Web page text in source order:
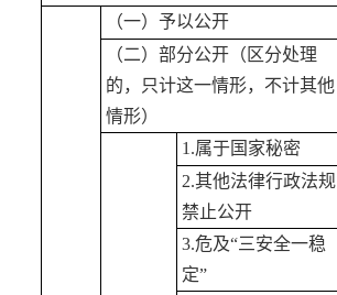
（一）予以公开
（二）部分公开（区分处理
的，只计这一情形，不计其他
情形）
1.属于国家秘密
2.其他法律行政法规
禁止公开
3.危及“三安全一稳
定”